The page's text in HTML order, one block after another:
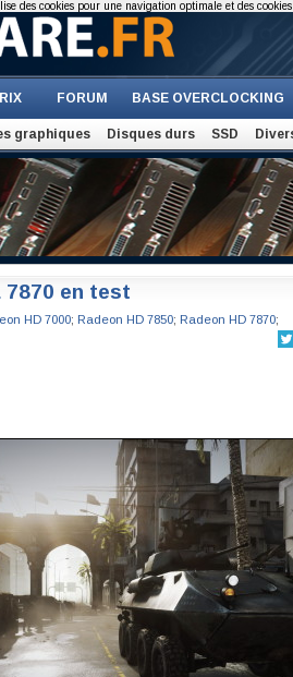
FORUM BASE OVERCLOCKING
graphiques Disques durs SSD
7870 en test
HD 7000; Radeon HD 7850; Radeon HD 7870;
des cookies pour une navigation optimale et des